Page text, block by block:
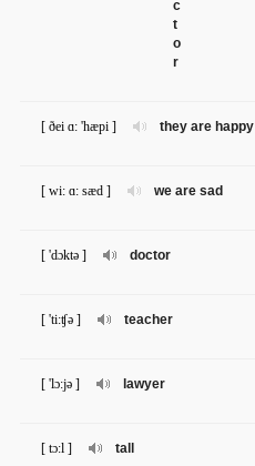
c
t
o
r
they are happy
[ ðei ɑ: 'hæpi ]
we are sad
[ wi: ɑ: sæd ]
doctor
[ 'dɔktə ]
teacher
[ 'ti:ʧə ]
lawyer
[ 'lɔ:jə ]
tall
[ tɔ:l ]